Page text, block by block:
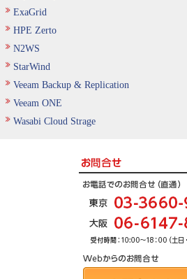
ExaGrid
HPE Zerto
N2WS
StarWind
Veeam Backup & Replication
Veeam ONE
Wasabi Cloud Strage